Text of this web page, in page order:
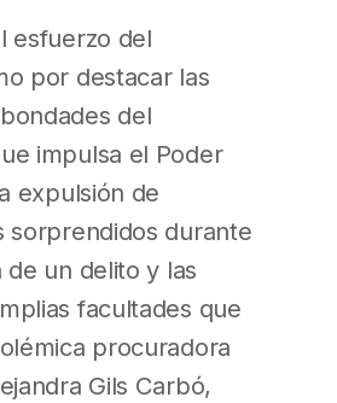
esfuerzo del
por destacar las
del
impulsa el Poder
expulsión de
sorprendidos durante
de un delito y las
facultades que
procuradora
Gils Carbó,